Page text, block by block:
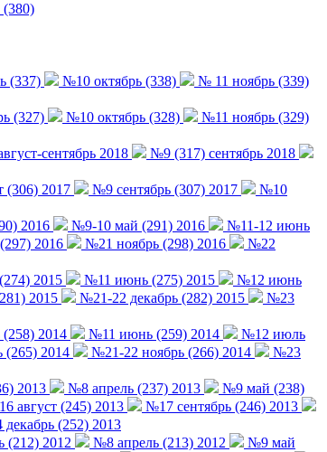
(337) №10 октябрь (338)
№ 11 ноябрь (339)
(327) №10 октябрь (328)
№11 ноябрь (329)
сентябрь 2018
№9 (317) сентябрь 2018
(306) 2017 №9 сентябрь (307) 2017
№10
2016 №9-10 май (291) 2016
№11-12 июнь
2016 №21 ноябрь (298) 2016
№22
2015 №11 июнь (275) 2015
№12 июнь
2015 №21-22 декабрь (282) 2015
№23
2014 №11 июнь (259) 2014
№12 июль
(265) 2014 №21-22 ноябрь (266) 2014
№23
2013 №8 апрель (237) 2013
№9 май (238)
август (245) 2013
№17 сентябрь (246) 2013
(252) 2013
(212) 2012 №8 апрель (213) 2012
№9 май